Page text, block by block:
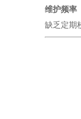
维护频率
缺乏定期